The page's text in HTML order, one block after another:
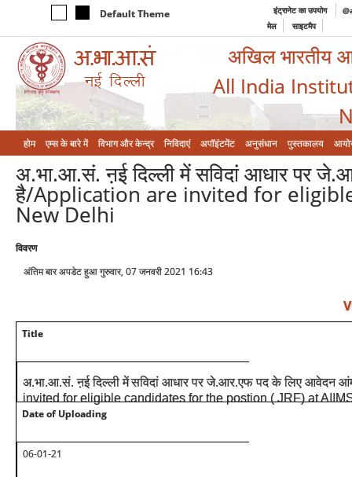
Default Theme इंट्रानेट का उपयोग
मेल
साइटमैप
अखिल भारतीय
All India
होम एम्‍स के बारे में विभाग और केन्‍द्र निविदाएं अपॉइंटमेंट अनुसंधान पुस्तकालय
अ.भा.आ.सं. ऩई दिल्ली में सविदां आधार पर
है/Application are invited for
New Delhi
विवरण
अंतिम बार अपडेट हुआ गुरुवार, 07 जनवरी 2021 16:43
Title
अ.भा.आ.सं. ऩई दिल्ली मेंसविदां आधार पर जे.आर.एफ पद के लिए आवेदन
invited for eligible candidates for the postion ( JRF) at
Date of Uploading
06-01-21